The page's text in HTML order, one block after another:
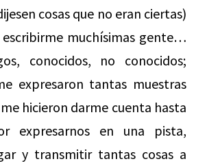
cosas que no eran ciertas)
muchísimas gente…
conocidos, no conocidos;
expresaron tantas muestras
hicieron darme cuenta hasta
expresarnos en una pista,
y transmitir tantas cosas a